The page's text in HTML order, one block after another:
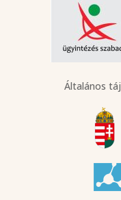
Általános